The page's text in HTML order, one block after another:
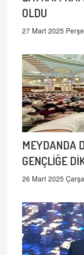
OLDU
27 Mart 2025
MEYDANDA
GENÇLİĞE
26 Mart 2025